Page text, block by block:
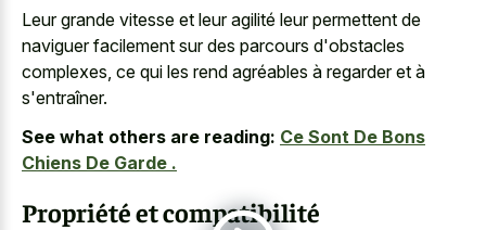
Leur grande vitesse et leur agilité leur permettent de
naviguer facilement sur des parcours d'obstacles
complexes, ce qui les rend agréables à regarder et à
s'entraîner.
See what others are reading: Ce Sont De Bons
Chiens De Garde .
Propriété et compatibilité